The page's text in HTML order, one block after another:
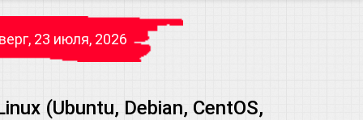
23 июля, 2026
(Ubuntu, Debian, CentOS,